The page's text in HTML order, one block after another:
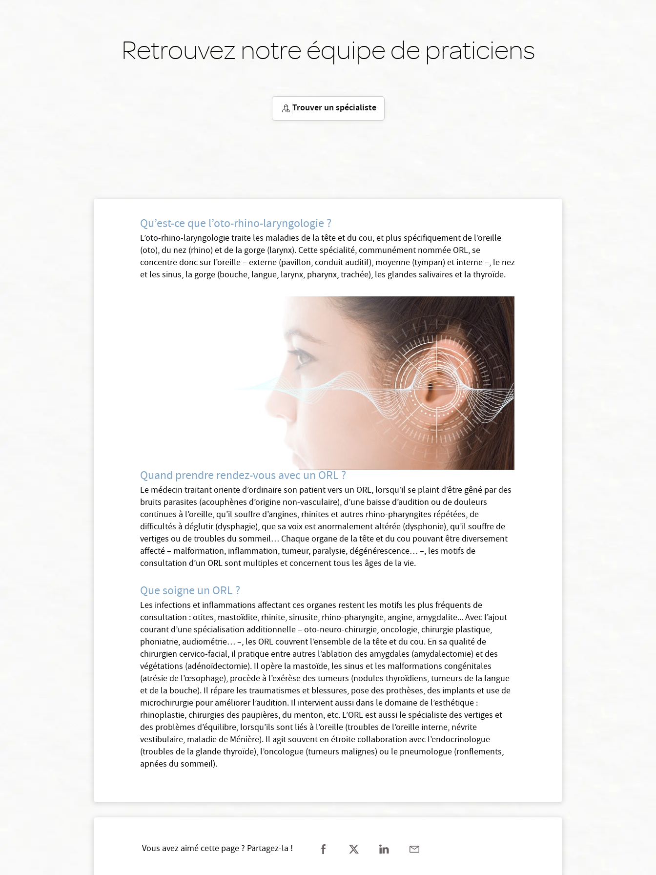
Retrouvez notre équipe de praticiens
Trouver un spécialiste
Qu’est-ce que l’oto-rhino-laryngologie ?
L’oto-rhino-laryngologie traite les maladies de la tête et du cou, et plus spécifiquement de l’oreille
(oto), du nez (rhino) et de la gorge (larynx). Cette spécialité, communément nommée ORL, se
concentre donc sur l’oreille – externe (pavillon, conduit auditif), moyenne (tympan) et interne –, le nez
et les sinus, la gorge (bouche, langue, larynx, pharynx, trachée), les glandes salivaires et la thyroïde.
Quand prendre rendez-vous avec un ORL ?
Le médecin traitant oriente d’ordinaire son patient vers un ORL, lorsqu’il se plaint d’être gêné par des
bruits parasites (acouphènes d’origine non-vasculaire), d’une baisse d’audition ou de douleurs
continues à l’oreille, qu’il souffre d’angines, rhinites et autres rhino-pharyngites répétées, de
difficultés à déglutir (dysphagie), que sa voix est anormalement altérée (dysphonie), qu’il souffre de
vertiges ou de troubles du sommeil… Chaque organe de la tête et du cou pouvant être diversement
affecté – malformation, inflammation, tumeur, paralysie, dégénérescence… –, les motifs de
consultation d’un ORL sont multiples et concernent tous les âges de la vie.
Que soigne un ORL ?
Les infections et inflammations affectant ces organes restent les motifs les plus fréquents de
consultation : otites, mastoïdite, rhinite, sinusite, rhino-pharyngite, angine, amygdalite... Avec l’ajout
courant d’une spécialisation additionnelle – oto-neuro-chirurgie, oncologie, chirurgie plastique,
phoniatrie, audiométrie… –, les ORL couvrent l’ensemble de la tête et du cou. En sa qualité de
chirurgien cervico-facial, il pratique entre autres l’ablation des amygdales (amydalectomie) et des
végétations (adénoïdectomie). Il opère la mastoïde, les sinus et les malformations congénitales
(atrésie de l’œsophage), procède à l’exérèse des tumeurs (nodules thyroïdiens, tumeurs de la langue
et de la bouche). Il répare les traumatismes et blessures, pose des prothèses, des implants et use de
microchirurgie pour améliorer l’audition. Il intervient aussi dans le domaine de l’esthétique :
rhinoplastie, chirurgies des paupières, du menton, etc. L’ORL est aussi le spécialiste des vertiges et
des problèmes d’équilibre, lorsqu’ils sont liés à l’oreille (troubles de l’oreille interne, névrite
vestibulaire, maladie de Ménière). Il agit souvent en étroite collaboration avec l’endocrinologue
(troubles de la glande thyroïde), l’oncologue (tumeurs malignes) ou le pneumologue (ronflements,
apnées du sommeil).
Vous avez aimé cette page ? Partagez-la !